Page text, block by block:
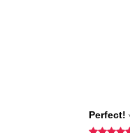
Perfect!